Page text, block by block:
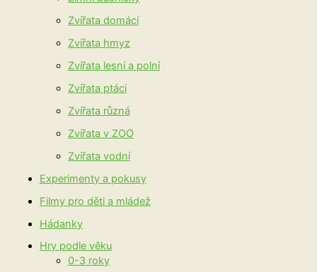
Zvířata domácí
Zvířata hmyz
Zvířata lesní a polní
Zvířata ptáci
Zvířata různá
Zvířata v ZOO
Zvířata vodní
Experimenty a pokusy
Filmy pro děti a mládež
Hádanky
Hry podle věku
0-3 roky